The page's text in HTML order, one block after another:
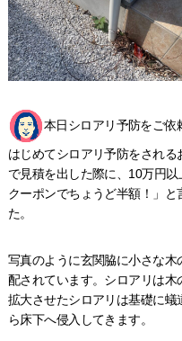
本日シロアリ予防をご依
はじめてシロアリ予防をされ
で見積を出した際に、10万円
クーポンでちょうど半額！」
た。
写真のように玄関脇に小さな
配されています。シロアリは
拡大させたシロアリは基礎に
ら床下へ侵入してきます。